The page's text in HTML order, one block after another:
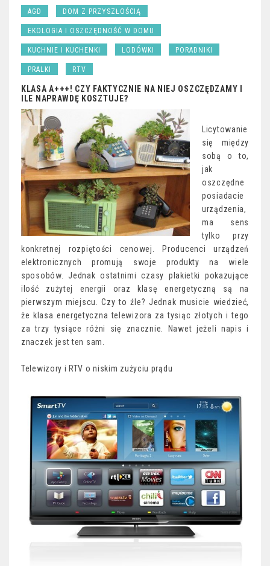
AGD DOM Z PRZYSZŁOŚCIĄ
EKOLOGIA I OSZCZĘDNOŚĆ W DOMU
KUCHNIE I KUCHENKI LODÓWKI PORADNIKI
PRALKI RTV
KLASA A+++! CZY FAKTYCZNIE NA NIEJ OSZCZĘDZAMY I
ILE NAPRAWDĘ KOSZTUJE?
Licytowanie
się między
sobą o to,
jak
oszczędne
posiadacie
urządzenia,
ma sens
tylko przy
konkretnej rozpiętości cenowej. Producenci urządzeń
elektronicznych promują swoje produkty na wiele
sposobów. Jednak ostatnimi czasy plakietki pokazujące
ilość zużytej energii oraz klasę energetyczną są na
pierwszym miejscu. Czy to źle? Jednak musicie wiedzieć,
że klasa energetyczna telewizora za tysiąc złotych i tego
za trzy tysiące różni się znacznie. Nawet jeżeli napis i
znaczek jest ten sam.
Telewizory i RTV o niskim zużyciu prądu